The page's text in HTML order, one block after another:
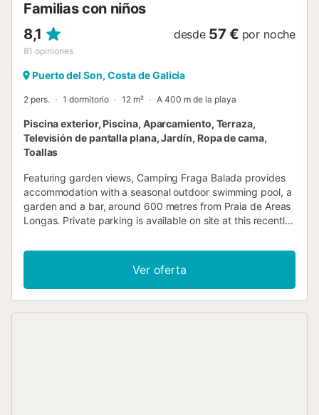
Familias con niños
8,1
81 opiniones
desde 57 € por noche
Puerto del Son, Costa de Galicia
2 pers. 1 dormitorio 12 m² A 400 m de la playa
Piscina exterior, Piscina, Aparcamiento, Terraza,
Televisión de pantalla plana, Jardín, Ropa de cama,
Toallas
Featuring garden views, Camping Fraga Balada provides
accommodation with a seasonal outdoor swimming pool, a
garden and a bar, around 600 metres from Praia de Areas
Longas. Private parking is available on site at this recently
Ver oferta